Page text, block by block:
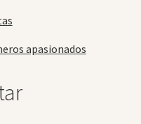
apasionados